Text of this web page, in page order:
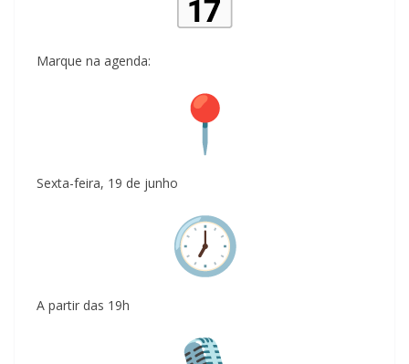
Marque na agenda:
Sexta-feira, 19 de junho
A partir das 19h